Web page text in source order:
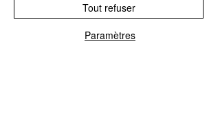
Mentions légales
Paramètres
Tout refuser